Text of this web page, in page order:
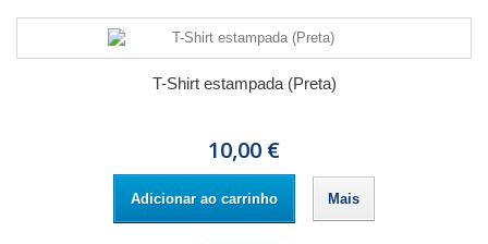
T-Shirt estampada (Preta)
10,00 €
Adicionar ao carrinho Mais